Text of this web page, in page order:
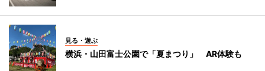
見る・遊ぶ
横浜・山田富士公園で「夏まつり」 AR体験も